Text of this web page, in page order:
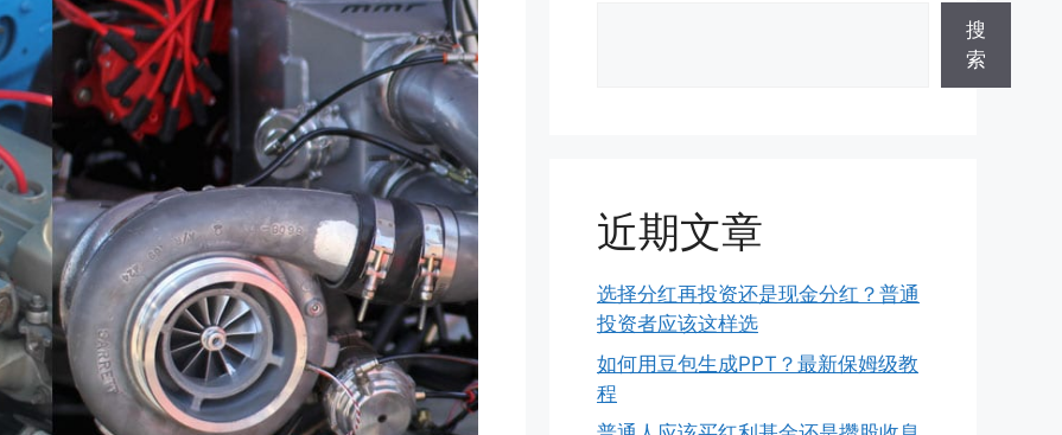
搜
索
近期文章
选择分红再投资还是现金分红？普通
投资者应该这样选
如何用豆包生成PPT？最新保姆级教
程